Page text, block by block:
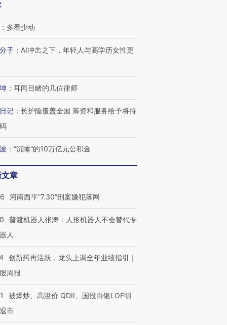
： 多看少动
子 ： AI冲击之下，年轻人与高学历女性更
： 耳闻目睹的几位律师
记 ： 长护险覆盖全国 筹资和服务给予将持
： “沉睡”的10万亿元公积金
章
河南西平“7.30”刑案嫌犯落网
普渡机器人张涛：人形机器人不会替代专
人
创新药再活跃，龙头上调全年业绩指引｜
周报
被爆炒、高溢价 QDII、国投白银LOF明
市